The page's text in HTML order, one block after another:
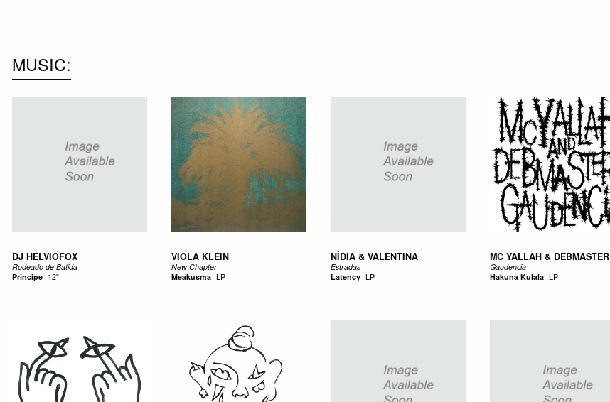
MUSIC
DJ HELVIOFOX
Rodeado de Batida
Pri­ncipe-12"
VIOLA KLEIN
New Chapter
Meakusma-LP
NÍDIA & VALENTINA
Estradas
Latency-LP
MC YALLAH & DEBMASTER
Gaudencia
Hakuna Kulala-LP